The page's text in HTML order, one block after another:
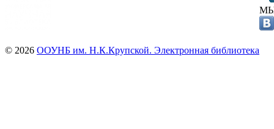
© 2026 ООУНБ им. Н.К.Крупской. Электронная библиотека